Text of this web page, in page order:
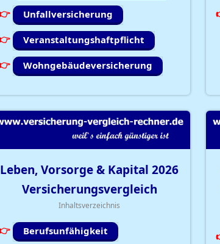
Unfallversicherung
Veranstaltungshaftpflicht
Wohngebäudeversicherung
Leben, Vorsorge & Kapital2026
Versicherungsvergleich
Inhaltsverzeichnis
Berufsunfähigkeit